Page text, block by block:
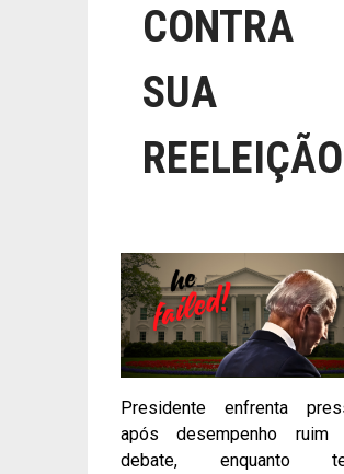
CONTRA
SUA
REELEIÇÃO
Presidente enfrenta
após desempenho ruim
debate, enquanto